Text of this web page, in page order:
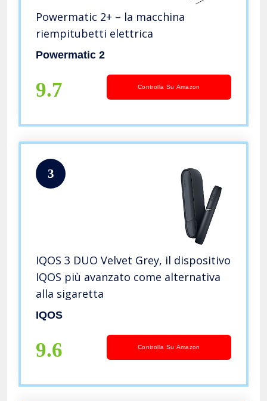
Powermatic 2+ – la macchina
riempitubetti elettrica
Powermatic 2
9.7 Controlla Su Amazon
3
IQOS 3 DUO Velvet Grey, il dispositivo
IQOS più avanzato come alternativa
alla sigaretta
IQOS
9.6 Controlla Su Amazon